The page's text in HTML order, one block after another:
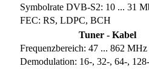
Symbolrate DVB-S2: 10 ... 31
FEC: RS, LDPC, BCH
Tuner - Kabel
Frequenzbereich: 47 ... 862 MHz
Demodulation: 16-, 32-, 64-,